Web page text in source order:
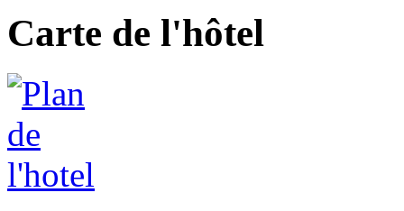
Carte de l'hôtel